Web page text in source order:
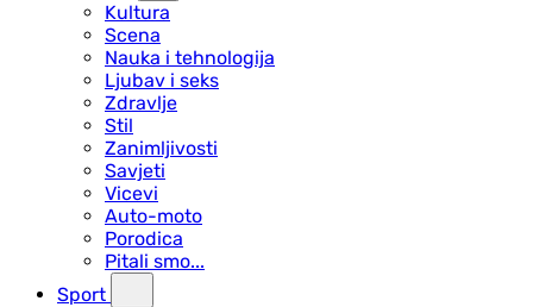
Kultura
Scena
Nauka i tehnologija
Ljubav i seks
Zdravlje
Stil
Zanimljivosti
Savjeti
Vicevi
Auto-moto
Porodica
Pitali smo...
Sport